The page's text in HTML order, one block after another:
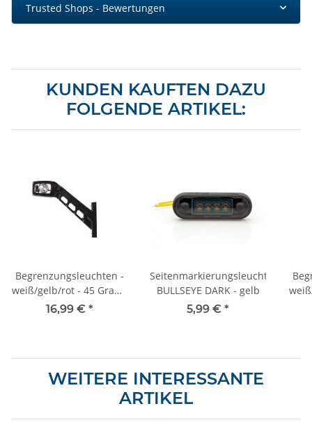
Trusted Shops - Bewertungen
KUNDEN KAUFTEN DAZU
FOLGENDE ARTIKEL:
Begrenzungsleuchten -
weiß/gelb/rot - 45 Grad -
links
16,99 € *
Seitenmarkierungsleuchte
BULLSEYE DARK - gelb
5,99 € *
WEITERE INTERESSANTE
ARTIKEL